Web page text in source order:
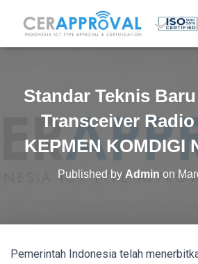
Standar Teknis
Transceiver
KEPMEN KOMDIGI
Published by Admin on
Pemerintah Indonesia telah